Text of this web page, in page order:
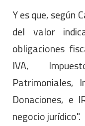
Y es que, según
del valor
obligaciones
IVA,
Patrimoniales,
Donaciones, e
negocio jurídico".